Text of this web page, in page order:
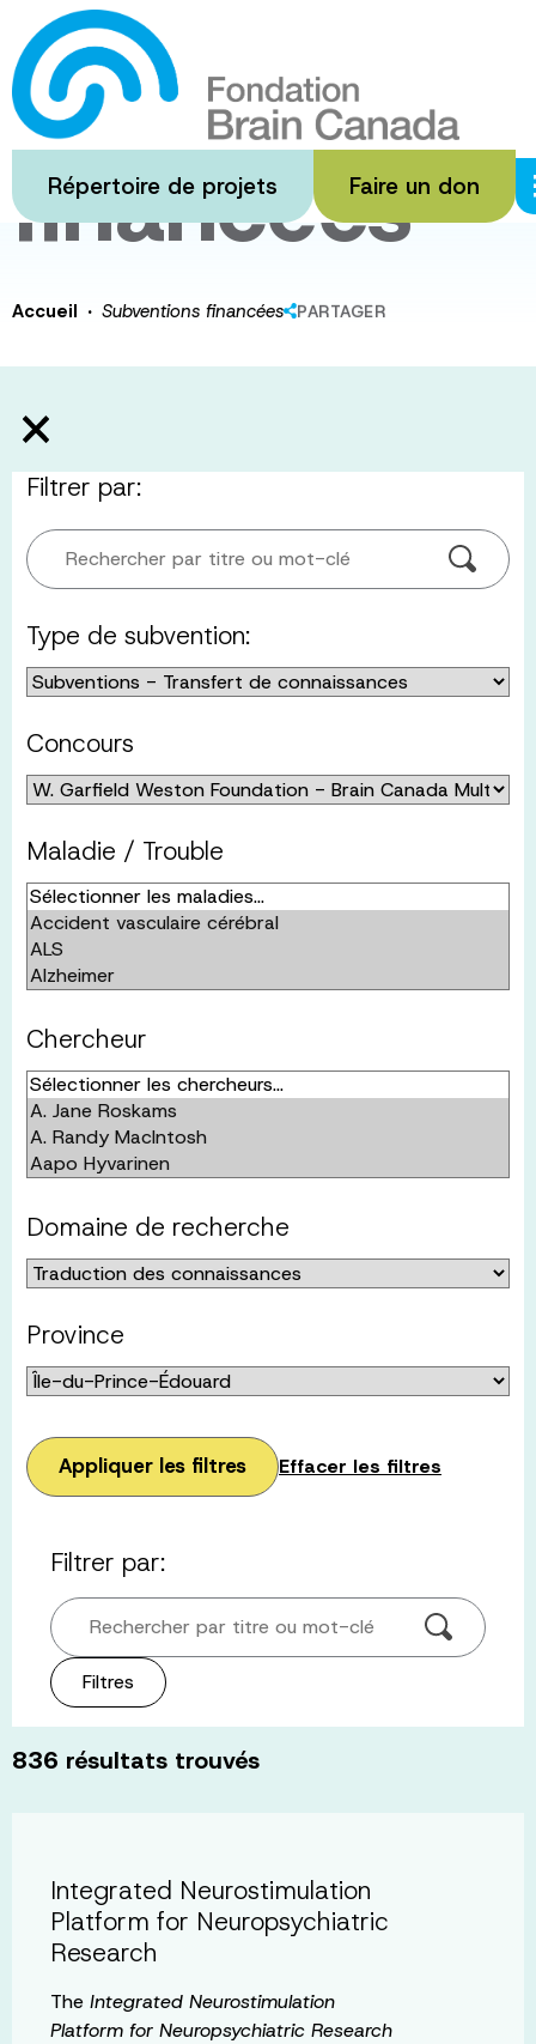
Passer
au
contenu
principal
Répertoire de projets Faire un don
Subventions
financées
Accueil · Subventions financées PARTAGER
Filtrer par:
Rechercher par titre ou mot-clé
Type de subvention:
Concours
Maladie / Trouble
Chercheur
Domaine de recherche
Province
Appliquer les filtres Effacer les filtres
Filtrer par:
Rechercher par titre ou mot-clé
Filtres
836 résultats trouvés
Integrated Neurostimulation
Platform for Neuropsychiatric
Research
The Integrated Neurostimulation
Platform for Neuropsychiatric Research